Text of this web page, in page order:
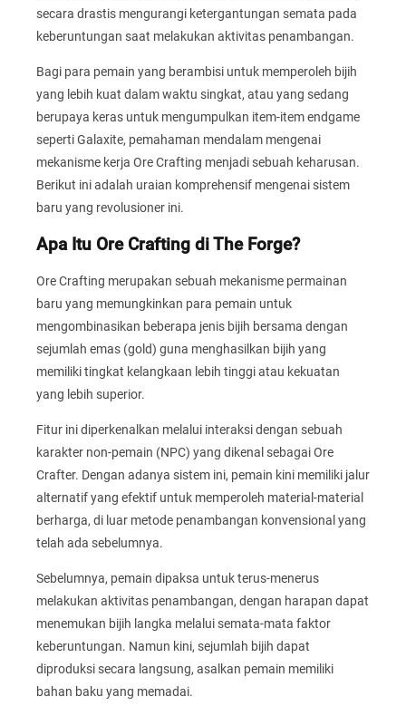
secara drastis mengurangi ketergantungan semata pada
keberuntungan saat melakukan aktivitas penambangan.
Bagi para pemain yang berambisi untuk memperoleh bijih
yang lebih kuat dalam waktu singkat, atau yang sedang
berupaya keras untuk mengumpulkan item-item endgame
seperti Galaxite, pemahaman mendalam mengenai
mekanisme kerja Ore Crafting menjadi sebuah keharusan.
Berikut ini adalah uraian komprehensif mengenai sistem
baru yang revolusioner ini.
Apa Itu Ore Crafting di The Forge?
Ore Crafting merupakan sebuah mekanisme permainan
baru yang memungkinkan para pemain untuk
mengombinasikan beberapa jenis bijih bersama dengan
sejumlah emas (gold) guna menghasilkan bijih yang
memiliki tingkat kelangkaan lebih tinggi atau kekuatan
yang lebih superior.
Fitur ini diperkenalkan melalui interaksi dengan sebuah
karakter non-pemain (NPC) yang dikenal sebagai Ore
Crafter. Dengan adanya sistem ini, pemain kini memiliki jalur
alternatif yang efektif untuk memperoleh material-material
berharga, di luar metode penambangan konvensional yang
telah ada sebelumnya.
Sebelumnya, pemain dipaksa untuk terus-menerus
melakukan aktivitas penambangan, dengan harapan dapat
menemukan bijih langka melalui semata-mata faktor
keberuntungan. Namun kini, sejumlah bijih dapat
diproduksi secara langsung, asalkan pemain memiliki
bahan baku yang memadai.